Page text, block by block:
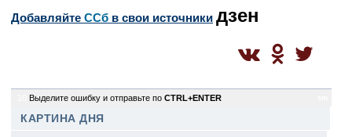
Добавляйте CСб в свои источники дзен
Выделите ошибку и отправьте по CTRL+ENTER
КАРТИНА ДНЯ